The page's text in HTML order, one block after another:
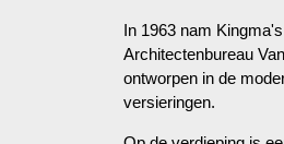
In 1963 nam
Architectenbureau
ontworpen in de
versieringen.